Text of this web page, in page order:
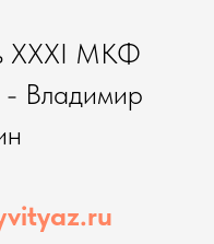
XXXI МКФ
- Владимир